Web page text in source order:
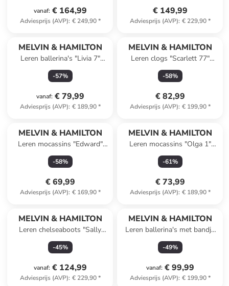
vanaf: € 164,99
Adviesprijs (AVP): € 249,90*
€ 149,99
Adviesprijs (AVP): € 229,90*
MELVIN & HAMILTON
Leren ballerina's "Livia 7"
zwart
-57%
vanaf: € 79,99
Adviesprijs (AVP): € 189,90*
MELVIN & HAMILTON
Leren clogs "Scarlett 77"
zwart
-58%
€ 82,99
Adviesprijs (AVP): € 199,90*
MELVIN & HAMILTON
Leren mocassins "Edward"
donkerblauw
-58%
€ 69,99
Adviesprijs (AVP): € 169,90*
MELVIN & HAMILTON
Leren mocassins "Olga 1"
bruin
-61%
€ 73,99
Adviesprijs (AVP): € 189,90*
MELVIN & HAMILTON
Leren chelseaboots "Sally
112" bruin
-45%
vanaf: € 124,99
Adviesprijs (AVP): € 229,90*
MELVIN & HAMILTON
Leren ballerina's met bandje
"Evita 1" beige
-49%
vanaf: € 99,99
Adviesprijs (AVP): € 199,90*